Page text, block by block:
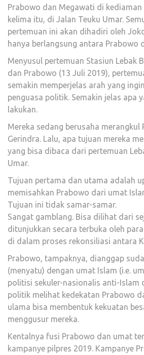
Prabowo dan Megawati di
kelima itu, di Jalan Teuku Umar.
pertemuan ini akan dihadiri oleh
hanya berlangsung antara Prabowo
Menyusul pertemuan Stasiun Lebak
dan Prabowo (13 Juli 2019),
semakin memperjelas arah yang
penguasa politik. Semakin jelas apa
lakukan.
Mereka sedang berusaha merangkul
Gerindra. Lalu, apa tujuan mereka
yang bisa dibaca dari pertemuan
Umar.
Tujuan pertama dan utama adalah
memisahkan Prabowo dari umat
Tujuan ini tidak samar-samar.
Sangat gamblang. Bisa dilihat dari
ditunjukkan secara terbuka oleh
di dalam proses rekonsiliasi antara
Prabowo, tampaknya, dianggap
(menyatu) dengan umat Islam (i.e.
politisi sekuler-nasionalis anti-Islam
politik melihat kedekatan Prabowo
ulama bisa membentuk kekuatan
menggusur mereka.
Kentalnya fusi Prabowo dan umat
kampanye pilpres 2019. Kampanye